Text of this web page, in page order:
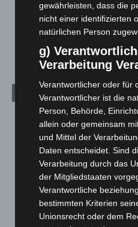
Über uns
Veranstaltungen
Archiv
August 2026(14)
Juli 2026 (73)
Juni 2026(139)
Mai 2026(99)
April 2026(99)
März 2026(115)
gewährleisten, dass die
nicht einer identifizierten
natürlichen Person
g)
Verarbeitung
Verantwortlicher oder für
Verantwortlicher ist die
Person, Behörde,
allein oder gemeinsam
und Mittel der
Daten entscheidet. Sind
Verarbeitung durch das
der Mitgliedstaaten
Verantwortliche
bestimmten Kriterien
Unionsrecht oder dem